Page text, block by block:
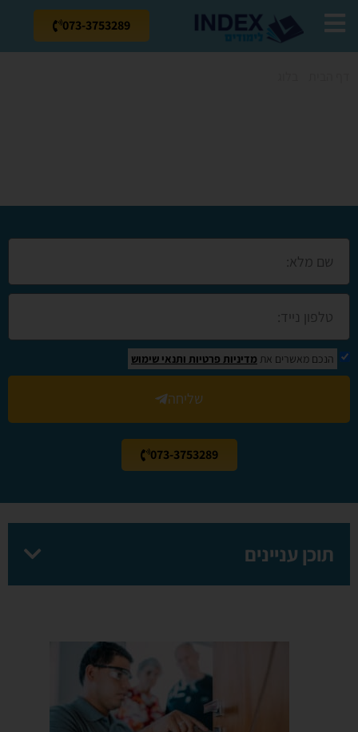
073-3753289
הנכם מאשרים את מדיניות פרטיות ותנאי שימוש
שליחה
073-3753289
תוכן עניינים